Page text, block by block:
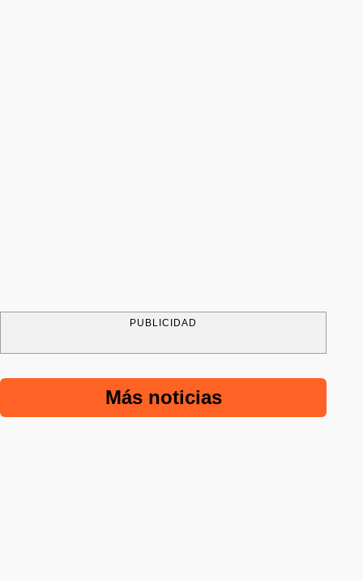
PUBLICIDAD
Más noticias